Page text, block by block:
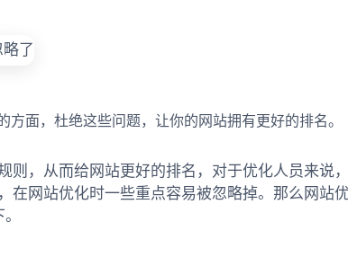
面，杜绝这些问题，让你的网站拥有更好的排名。
则，从而给网站更好的排名，对于优化人员来说
在网站优化时一些重点容易被忽略掉。那么网站